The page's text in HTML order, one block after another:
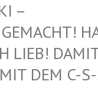
FR
HAB'
DAMIT
DEM C-S-S